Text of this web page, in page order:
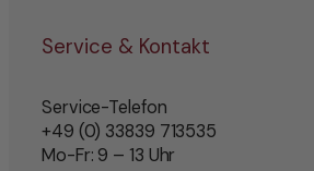
Service & Kontakt
Service-Telefon
+49 (0) 33839 713535
Mo-Fr: 9 – 13 Uhr